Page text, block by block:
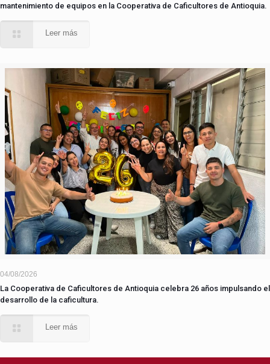
mantenimiento de equipos en la Cooperativa de Caficultores de Antioquia.
Leer más
04/08/2026
La Cooperativa de Caficultores de Antioquia celebra 26 años impulsando el
desarrollo de la caficultura.
Leer más